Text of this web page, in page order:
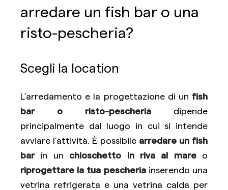
arredare un fish bar o una
risto-pescheria?
Scegli la location
L’arredamento e la progettazione di un fish
bar o risto-pescheria dipende
principalmente dal luogo in cui si intende
avviare l’attività. È possibile arredare un fish
barin un chioschetto in riva al mareo
riprogettare la tua pescheria inserendo una
vetrina refrigerata e una vetrina calda per